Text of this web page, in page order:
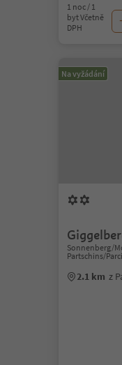
1 noc / 1
byt Včetně
DPH
Na vyžádání
Sonnenberg/
Partschins/
2.1 km z